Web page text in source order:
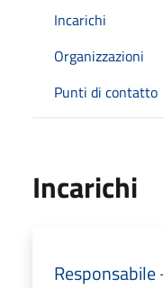
Incarichi
Organizzazioni
Punti di contatto
Incarichi